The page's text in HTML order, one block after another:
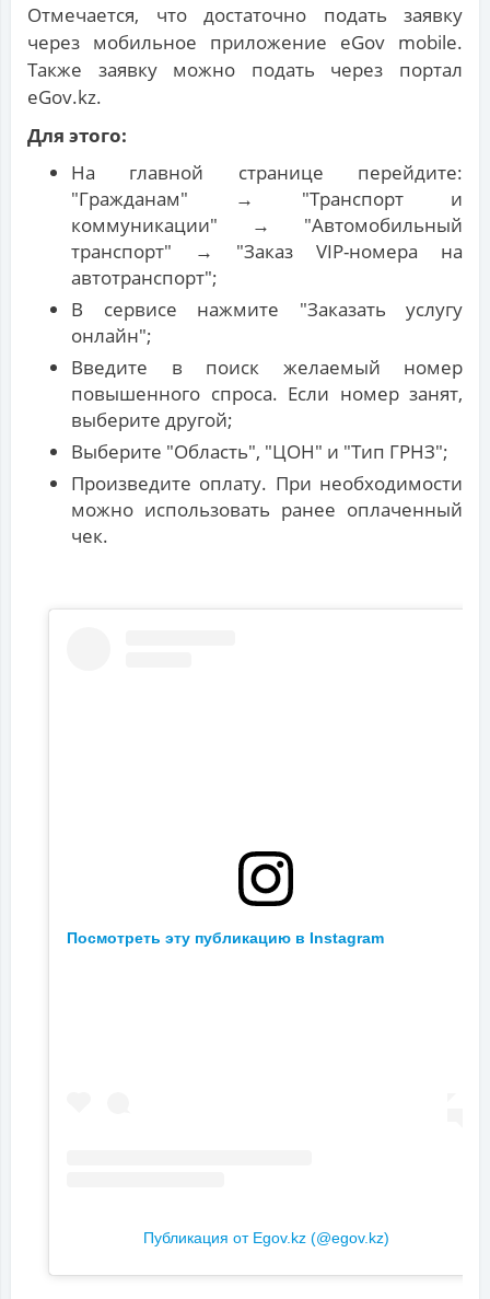
Отмечается, что достаточно подать заявку
через мобильное приложение eGov mobile.
Также заявку можно подать через портал
eGov.kz.
Для этого:
На главной странице перейдите:
"Гражданам" → "Транспорт и
коммуникации" → "Автомобильный
транспорт" → "Заказ VIP-номера на
автотранспорт";
В сервисе нажмите "Заказать услугу
онлайн";
Введите в поиск желаемый номер
повышенного спроса. Если номер занят,
выберите другой;
Выберите "Область", "ЦОН" и "Тип ГРНЗ";
Произведите оплату. При необходимости
можно использовать ранее оплаченный
чек.
Посмотреть эту публикацию в Instagram
Публикация от Egov.kz (@egov.kz)